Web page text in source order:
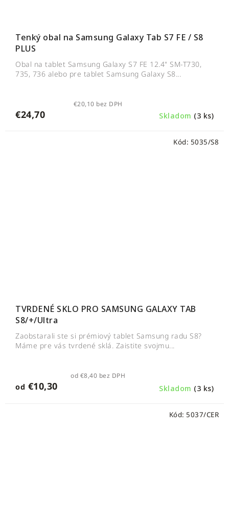
Tenký obal na Samsung Galaxy Tab S7 FE / S8
PLUS
Skladom (3 ks)
€20,10 bez DPH
€24,70
Obal na tablet Samsung Galaxy S7 FE 12.4" SM-T730,
735, 736 alebo pre tablet Samsung Galaxy S8...
TVRDENÉ SKLO PRO SAMSUNG GALAXY TAB
S8/+/Ultra
Skladom (3 ks)
od €8,40 bez DPH
od €10,30
Zaobstarali ste si prémiový tablet Samsung radu S8?
Máme pre vás tvrdené sklá. Zaistite svojmu...
Kód: 5035/S8
Kód: 5037/CER